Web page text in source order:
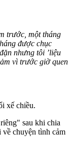
trước, một tháng
được chục
nhưng tôi ’liệu
vì trước giờ quen
xế chiều.
sau khi chia
chu‌yện tìn‌h cảm